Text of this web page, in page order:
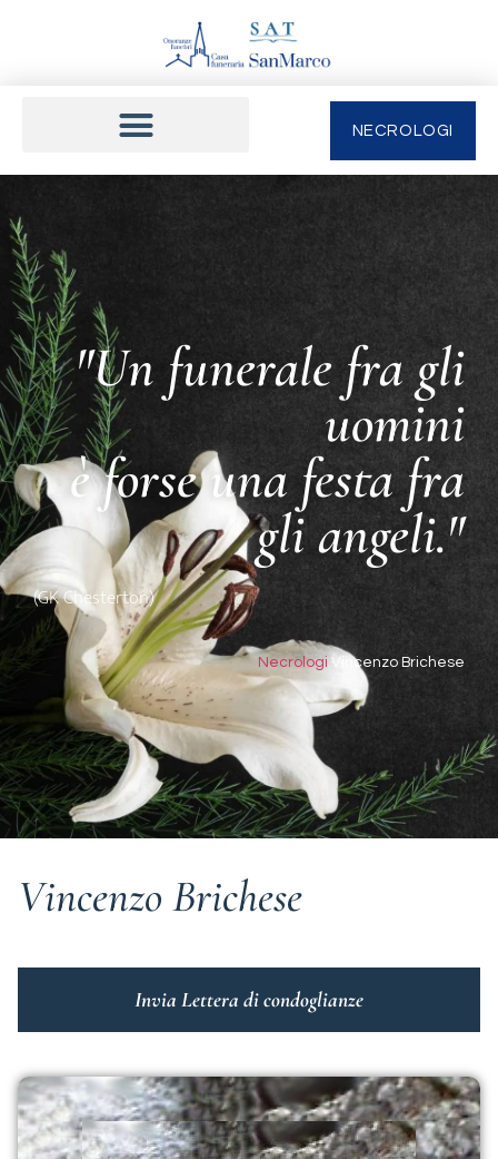
NECROLOGI
"Un funerale fra gli
uomini
è forse una festa fra
gli angeli."
(GK Chesterton)
Necrologi Vincenzo Brichese
Vincenzo Brichese
Invia Lettera di condoglianze